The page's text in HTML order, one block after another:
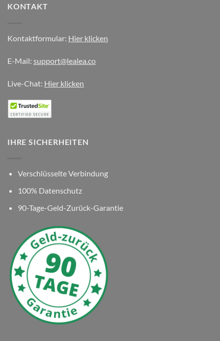
KONTAKT
Kontaktformular: Hier klicken
E-Mail: support@lealea.co
Live-Chat: Hier klicken
IHRE SICHERHEITEN
Verschlüsselte Verbindung
100% Datenschutz
90-Tage-Geld-Zurück-Garantie